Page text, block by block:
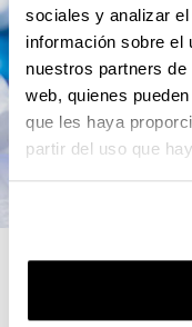
sociales y analizar
información sobre el
nuestros partners
web, quienes
que les haya
partir del uso que
4 RAZONES